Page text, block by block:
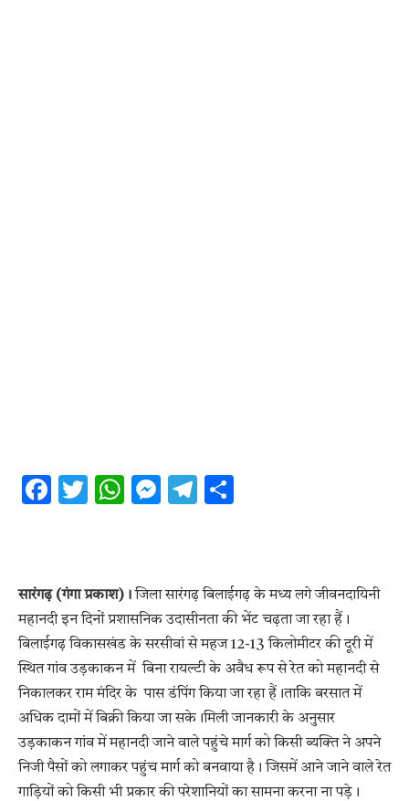
Facebook
Twitter
WhatsApp
Messenger
Telegram
सारंगढ़ (गंगा प्रकाश)।जिला सारंगढ़ बिलाईगढ़ के मध्य लगे जीवनदायिनी
महानदी इन दिनों प्रशासनिक उदासीनता की भेंट चढ़ता जा रहा हैं।
बिलाईगढ़ विकासखंड के सरसीवां से महज 12-13 किलोमीटर की दूरी में
स्थित गांव उड़काकन में बिना रायल्टी के अवैध रूप से रेत को महानदी से
निकालकर राम मंदिर के पास डंपिंग किया जा रहा हैं।ताकि बरसात में
अधिक दामों में बिक्री किया जा सके।मिली जानकारी के अनुसार
उड़काकन गांव में महानदी जाने वाले पहुंचे मार्ग को किसी ब्यक्ति ने अपने
निजी पैसों को लगाकर पहुंच मार्ग को बनवाया है। जिसमें आने जाने वाले रेत
गाड़ियों को किसी भी प्रकार की परेशानियों का सामना करना ना पड़े।